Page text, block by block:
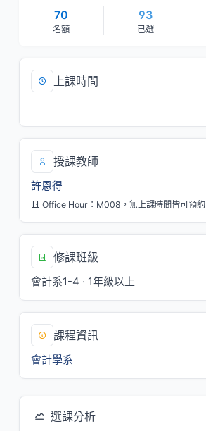
70
名額
93
已選
上課時間
授課教師
許恩得
Office Hour：M008，無上課時間皆可預約
修課班級
會計系1-4 · 1年級以上
課程資訊
會計學系
選課分析